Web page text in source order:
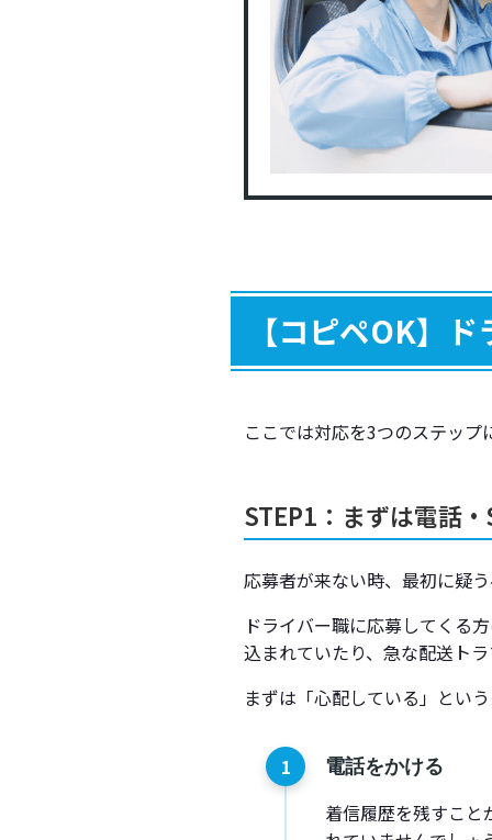
面
悪
ド
【コピペOK】
ここでは対応を3つのステッ
STEP1：まずは電話
応募者が来ない時、最初に疑
ドライバー職に応募してくる
込まれていたり、急な配送ト
まずは「心配している」とい
電話をかける
着信履歴を残すこと